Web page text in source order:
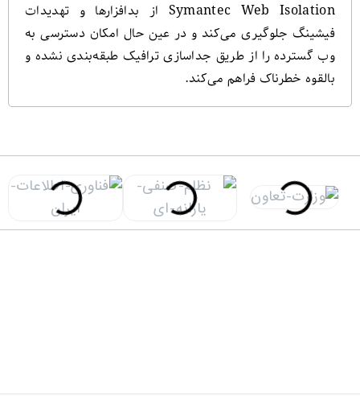
Symantec Web Isolation از بدافزارها و تهدیدات
فیشینگ جلوگیری می‌کند و در عین حال امکان دسترسی به
وب گسترده را از طریق جداسازی ترافیک طبقه‌بندی نشده و
بالقوه خطرناک فراهم می‌کند.